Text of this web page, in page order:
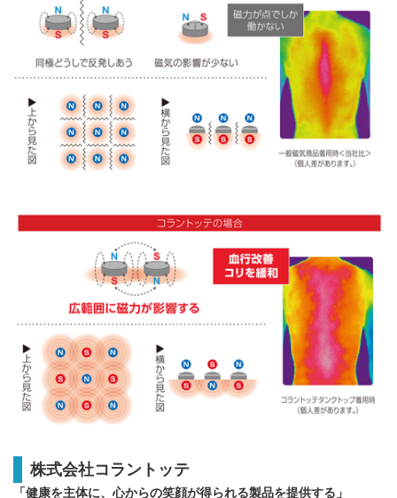
株式会社コラントッテ
「健康を主体に、心からの笑顔が得られる製品を提供する」